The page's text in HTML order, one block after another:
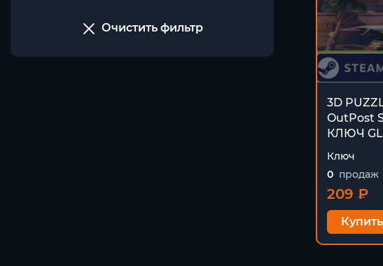
Очистить фильтр
3D
OutPost
КЛЮЧ
Ключ
0 продаж
209 ₽
Купить